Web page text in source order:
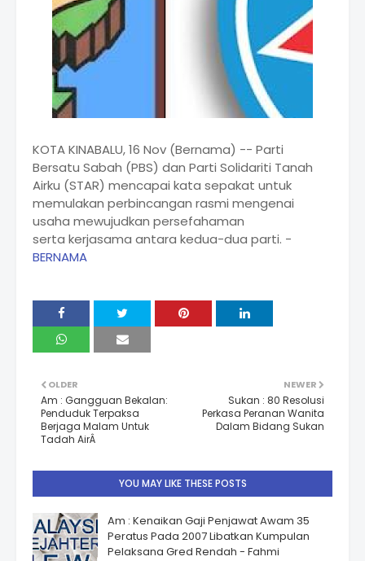
KOTA KINABALU, 16 Nov (Bernama) -- Parti
Bersatu Sabah (PBS) dan Parti Solidariti Tanah
Airku (STAR) mencapai kata sepakat untuk
memulakan perbincangan rasmi mengenai
usaha mewujudkan persefahaman
serta kerjasama antara kedua-dua parti. -
BERNAMA
NEWER
Sukan : 80 Resolusi
Perkasa Peranan Wanita
Dalam Bidang Sukan
OLDER
Am : Gangguan Bekalan:
Penduduk Terpaksa
Berjaga Malam Untuk
Tadah AirÂ
YOU MAY LIKE THESE POSTS
Am : Kenaikan Gaji Penjawat Awam 35
Peratus Pada 2007 Libatkan Kumpulan
Pelaksana Gred Rendah - Fahmi